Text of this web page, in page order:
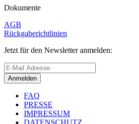
Dokumente
AGB
Rückgaberichtlinien
Jetzt für den Newsletter anmelden:
Anmelden
FAQ
PRESSE
IMPRESSUM